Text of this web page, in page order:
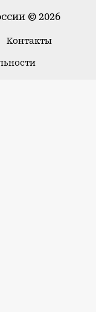
© 2026
Контакты